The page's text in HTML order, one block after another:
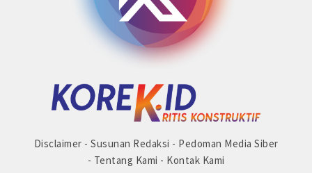
Disclaimer - Susunan Redaksi - Pedoman Media Siber
- Tentang Kami - Kontak Kami